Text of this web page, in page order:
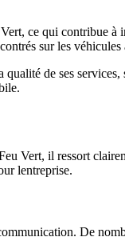
ce qui contribue
sur les
de ses
Vert, il ressort
lentreprise.
De